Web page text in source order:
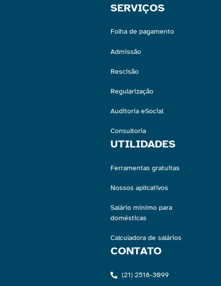
SERVIÇOS
Folha de pagamento
Admissão
Rescisão
Regularização
Auditoria eSocial
Consultoria
UTILIDADES
Ferramentas gratuitas
Nossos aplicativos
Salário mínimo para
domésticas
Calculadora de salários
CONTATO
(21) 2518-3099